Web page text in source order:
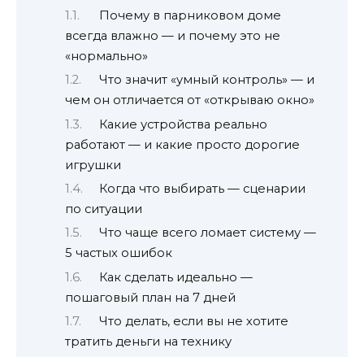
Почему в парниковом доме
всегда влажно — и почему это не
«нормально»
Что значит «умный контроль» — и
чем он отличается от «открываю окно»
Какие устройства реально
работают — и какие просто дорогие
игрушки
Когда что выбирать — сценарии
по ситуации
Что чаще всего ломает систему —
5 частых ошибок
Как сделать идеально —
пошаговый план на 7 дней
Что делать, если вы не хотите
тратить деньги на технику